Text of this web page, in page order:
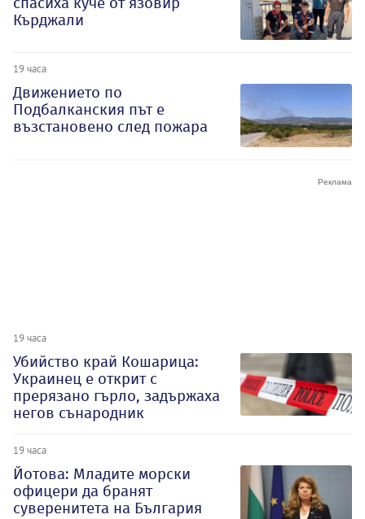
Кърджали
19 часа
Движението по
Подбалканския път е
възстановено след пожара
19 часа
Убийство край Кошарица:
Украинец е открит с
прерязано гърло, задържаха
негов сънародник
19 часа
Йотова: Младите морски
офицери да бранят
суверенитета на България